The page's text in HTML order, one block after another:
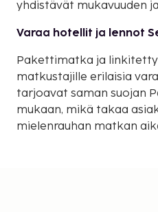
yhdistävät mukavuuden
Varaa hotellit ja lennot
Pakettimatka ja
matkustajille erilaisia
tarjoavat saman suojan
mukaan, mikä takaa
mielenrauhan matkan